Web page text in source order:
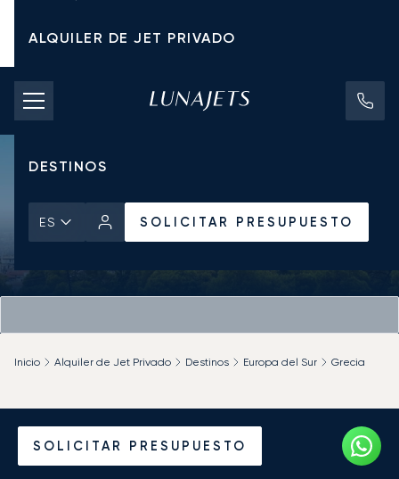
ALQUILER DE JET PRIVADO
TARIFAS DE CHÁRTER
JETS PRIVADOS
DESTINOS
ES SOLICITAR PRESUPUESTO
SOLICITAR PRESUPUESTO
Inicio Alquiler de Jet Privado Destinos Europa del Sur Grecia
Alquile un Jet Privado
desde o hacia Salónica